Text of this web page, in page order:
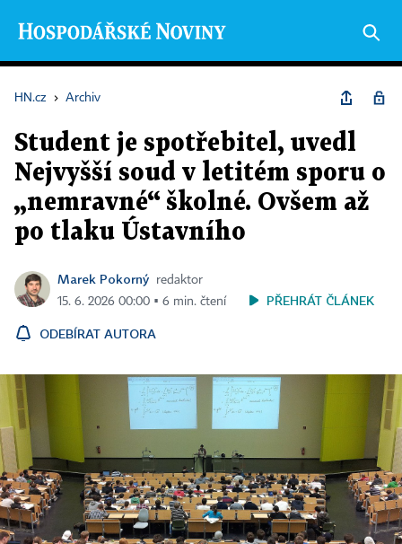
HN.cz › Archiv
Student je spotřebitel, uvedl
Nejvyšší soud v letitém sporu o
„nemravné“ školné. Ovšem až
po tlaku Ústavního
Marek Pokorný
redaktor
15. 6. 2026 00:00 ▪ 6 min. čtení
PŘEHRÁT ČLÁNEK
ODEBÍRAT AUTORA